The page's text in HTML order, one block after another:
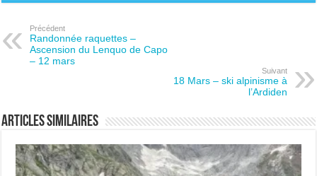
Précédent
Randonnée raquettes –
Ascension du Lenquo de Capo
– 12 mars
Suivant
18 Mars – ski alpinisme à
l’Ardiden
Articles similaires